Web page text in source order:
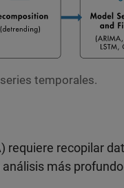
temporales.
requiere recopilar
más